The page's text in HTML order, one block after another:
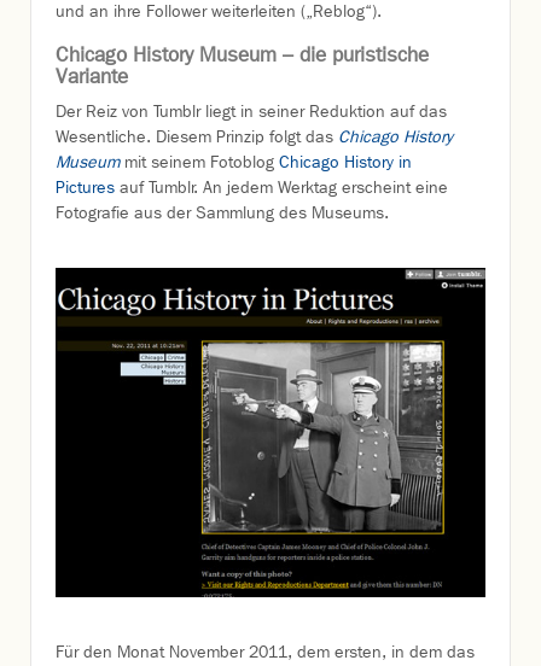
und an ihre Follower weiterleiten („Reblog“).
Chicago History Museum – die puristische
Variante
Der Reiz von Tumblr liegt in seiner Reduktion auf das
Wesentliche. Diesem Prinzip folgt das Chicago History
Museummit seinem Fotoblog Chicago History in
Pictures auf Tumblr. An jedem Werktag erscheint eine
Fotografie aus der Sammlung des Museums.
Für den Monat November 2011, dem ersten, in dem das